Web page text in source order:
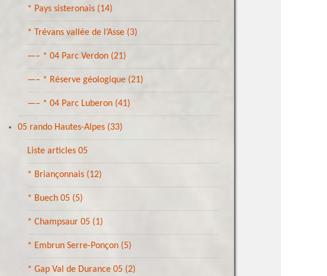
* Pays sisteronais (14)
* Trévans vallée de l’Asse (3)
—– * 04 Parc Verdon (21)
—– * Réserve géologique (21)
—– * 04 Parc Luberon (41)
05 rando Hautes-Alpes (33)
Liste articles 05
* Briançonnais (12)
* Buech 05 (5)
* Champsaur 05 (1)
* Embrun Serre-Ponçon (5)
* Gap Val de Durance 05 (2)